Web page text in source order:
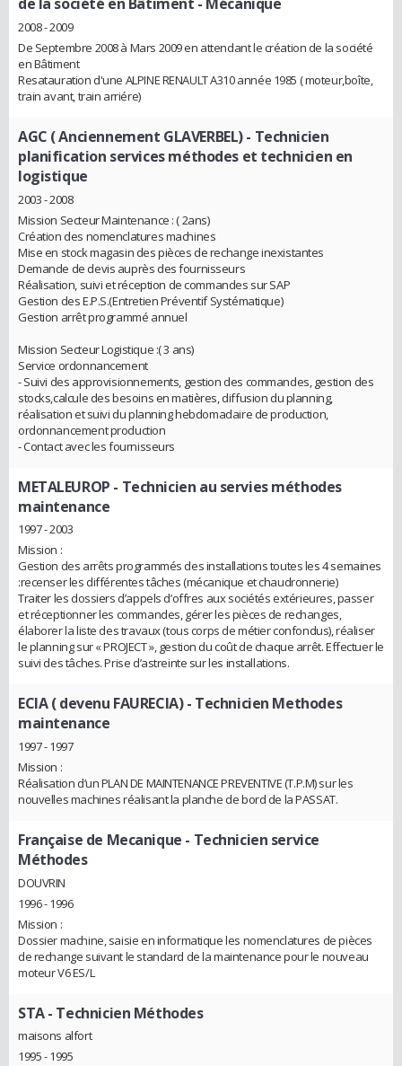
2008 - 2009
De Septembre 2008 à Mars 2009 en attendant le création de la société
en Bâtiment
Resatauration d'une ALPINE RENAULT A310 année 1985 ( moteur,boîte,
train avant, train arriére)
AGC ( Anciennement GLAVERBEL)- Technicien
planification services méthodes et technicien en
logistique
2003 - 2008
Mission Secteur Maintenance : ( 2ans)
Création des nomenclatures machines
Mise en stock magasin des pièces de rechange inexistantes
Demande de devis auprès des fournisseurs
Réalisation, suivi et réception de commandes sur SAP
Gestion des E.P.S.(Entretien Préventif Systématique)
Gestion arrêt programmé annuel
Mission Secteur Logistique :( 3 ans)
Service ordonnancement
- Suivi des approvisionnements, gestion des commandes, gestion des
stocks,calcule des besoins en matières, diffusion du planning,
réalisation et suivi du planning hebdomadaire de production,
ordonnancement production
- Contact avec les fournisseurs
METALEUROP - Technicien au servies méthodes
maintenance
1997 - 2003
Mission :
Gestion des arrêts programmés des installations toutes les 4 semaines
:recenser les différentes tâches (mécanique et chaudronnerie)
Traiter les dossiers d’appels d’offres aux sociétés extérieures, passer
et réceptionner les commandes, gérer les pièces de rechanges,
élaborer la liste des travaux (tous corps de métier confondus), réaliser
le planning sur « PROJECT », gestion du coût de chaque arrêt. Effectuer le
suivi des tâches. Prise d’astreinte sur les installations.
ECIA ( devenu FAURECIA)- Technicien Methodes
maintenance
1997 - 1997
Mission :
Réalisation d’un PLAN DE MAINTENANCE PREVENTIVE (T.P.M) sur les
nouvelles machines réalisant la planche de bord de la PASSAT.
Française de Mecanique - Technicien service
Méthodes
DOUVRIN
1996 - 1996
Mission :
Dossier machine, saisie en informatique les nomenclatures de pièces
de rechange suivant le standard de la maintenance pour le nouveau
moteur V6 ES/L
STA- Technicien Méthodes
maisons alfort
1995 - 1995